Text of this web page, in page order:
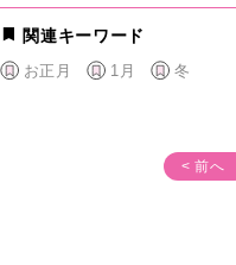
関連キーワード
お正月 1月 冬
< 前へ